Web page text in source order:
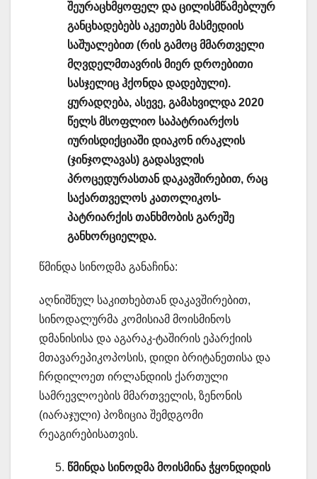
შეურაცხმყოფელ და ცილისმწამებლურ
განცხადებებს აკეთებს მასმედიის
საშუალებით (რის გამოც მმართველი
მღვდელმთავრის მიერ დროებითი
სასჯელიც ჰქონდა დადებული).
ყურადღება, ასევე, გამახვილდა 2020
წელს მსოფლიო საპატრიარქოს
იურისდიქციაში დიაკონ ირაკლის
(ჯინჯოლავას) გადასვლის
პროცედურასთან დაკავშირებით, რაც
საქართველოს კათოლიკოს-
პატრიარქის თანხმობის გარეშე
განხორციელდა.
წმინდა სინოდმა განაჩინა:
აღნიშნულ საკითხებთან დაკავშირებით,
სინოდალურმა კომისიამ მოისმინოს
დმანისისა და აგარაკ-ტაშირის ეპარქიის
მთავარეპიკოპოსის, დიდი ბრიტანეთისა და
ჩრდილოეთ ირლანდიის ქართული
სამრევლოების მმართველის, ზენონის
(იარაჯული) პოზიცია შემდგომი
რეაგირებისათვის.
წმინდა სინოდმა მოისმინა ჭყონდიდის